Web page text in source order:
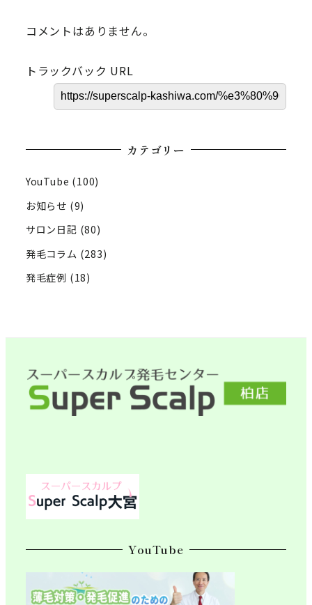
コメントはありません。
トラックバック URL
カテゴリー
YouTube (100)
お知らせ (9)
サロン日記 (80)
発毛コラム (283)
発毛症例 (18)
YouTube